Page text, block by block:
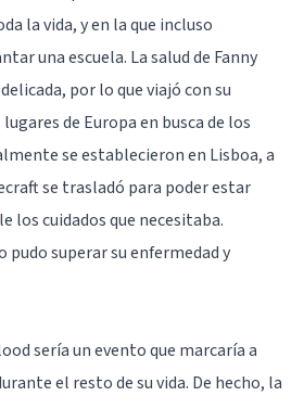
la vida, y en la que incluso
una escuela. La salud de Fanny
por lo que viajó con su
de Europa en busca de los
se establecieron en Lisboa, a
se trasladó para poder estar
los cuidados que necesitaba.
pudo superar su enfermedad y
sería un evento que marcaría a
el resto de su vida. De hecho, la